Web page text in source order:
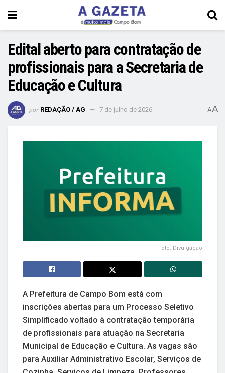
Edital aberto para contratação de
profissionais para a Secretaria de
Educação e Cultura
por REDAÇÃO / AG 7 de julho de 2026 AA
Foto: Divulgação
A Prefeitura de Campo Bom está com
inscrições abertas para um Processo Seletivo
Simplificado voltado à contratação temporária
de profissionais para atuação na Secretaria
Municipal de Educação e Cultura. As vagas são
para Auxiliar Administrativo Escolar, Serviços de